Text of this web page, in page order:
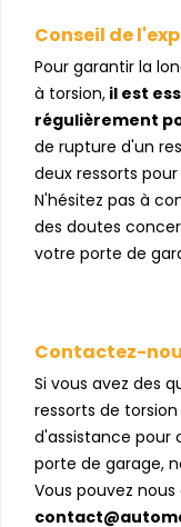
Conseil de
Pour garantir la
à torsion, il est
régulièrement
de rupture d'un
deux ressorts
N'hésitez pas à
des doutes
votre porte de
Contactez-
Si vous avez des
ressorts de torsion
d'assistance pour
porte de garage,
Vous pouvez